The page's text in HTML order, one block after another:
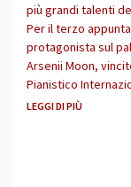
più grandi talenti
Per il terzo
protagonista sul
Arsenii Moon,
Pianistico
LEGGI DI PIÙ